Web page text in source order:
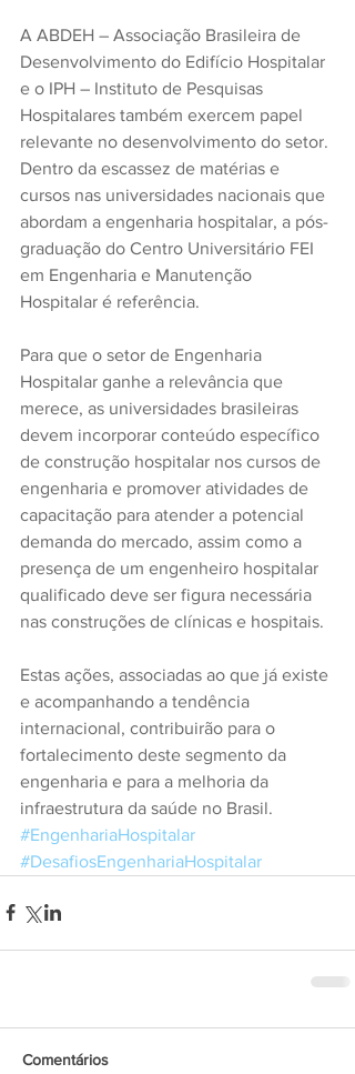
A ABDEH – Associação Brasileira de
Desenvolvimento do Edifício Hospitalar
e o IPH – Instituto de Pesquisas
Hospitalares também exercem papel
relevante no desenvolvimento do setor.
Dentro da escassez de matérias e
cursos nas universidades nacionais que
abordam a engenharia hospitalar, a pós-
graduação do Centro Universitário FEI
em Engenharia e Manutenção
Hospitalar é referência.
Para que o setor de Engenharia
Hospitalar ganhe a relevância que
merece, as universidades brasileiras
devem incorporar conteúdo específico
de construção hospitalar nos cursos de
engenharia e promover atividades de
capacitação para atender a potencial
demanda do mercado, assim como a
presença de um engenheiro hospitalar
qualificado deve ser figura necessária
nas construções de clínicas e hospitais.
Estas ações, associadas ao que já existe
e acompanhando a tendência
internacional, contribuirão para o
fortalecimento deste segmento da
engenharia e para a melhoria da
infraestrutura da saúde no Brasil.
#EngenhariaHospitalar
#DesafiosEngenhariaHospitalar
Comentários